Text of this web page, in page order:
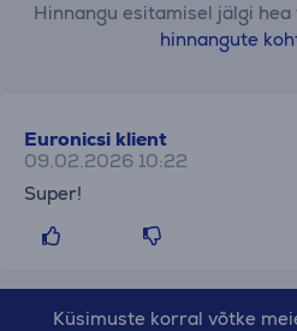
Hinnangu esitamisel jälgi
hinnangute
Euronicsi klient
09.02.2026 10:22
Super!
Küsimuste korral võtke